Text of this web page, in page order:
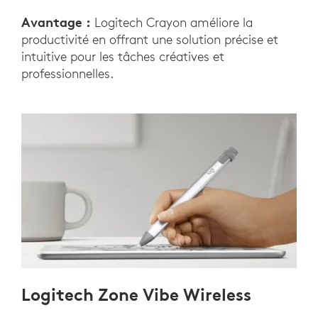
Avantage : Logitech Crayon améliore la
productivité en offrant une solution précise et
intuitive pour les tâches créatives et
professionnelles.
Logitech Zone Vibe Wireless